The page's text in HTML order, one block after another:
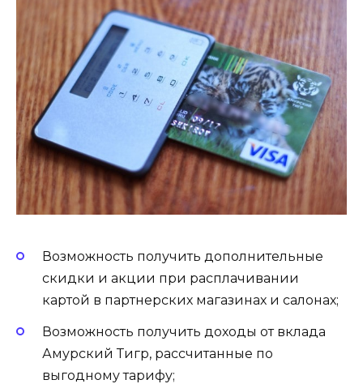
Возможность получить дополнительные
скидки и акции при расплачивании
картой в партнерских магазинах и салонах;
Возможность получить доходы от вклада
Амурский Тигр, рассчитанные по
выгодному тарифу;